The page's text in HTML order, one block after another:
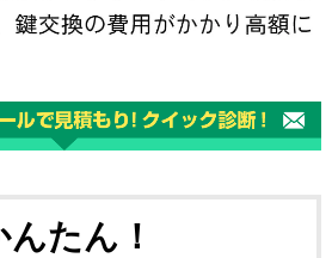
んたん！